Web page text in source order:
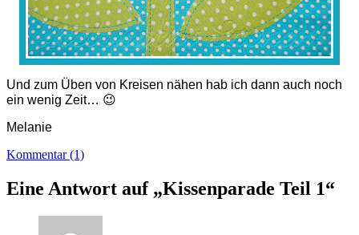
Und zum Üben von Kreisen nähen hab ich dann auch noch
ein wenig Zeit… 😉
Melanie
Kommentar (1)
Eine Antwort auf „Kissenparade Teil 1“